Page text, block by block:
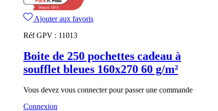
Ajouter aux favoris
Réf GPV : 11013
Boite de 250 pochettes cadeau à
soufflet bleues 160x270 60 g/m²
Vous devez vous connecter pour passer une commande
Connexion